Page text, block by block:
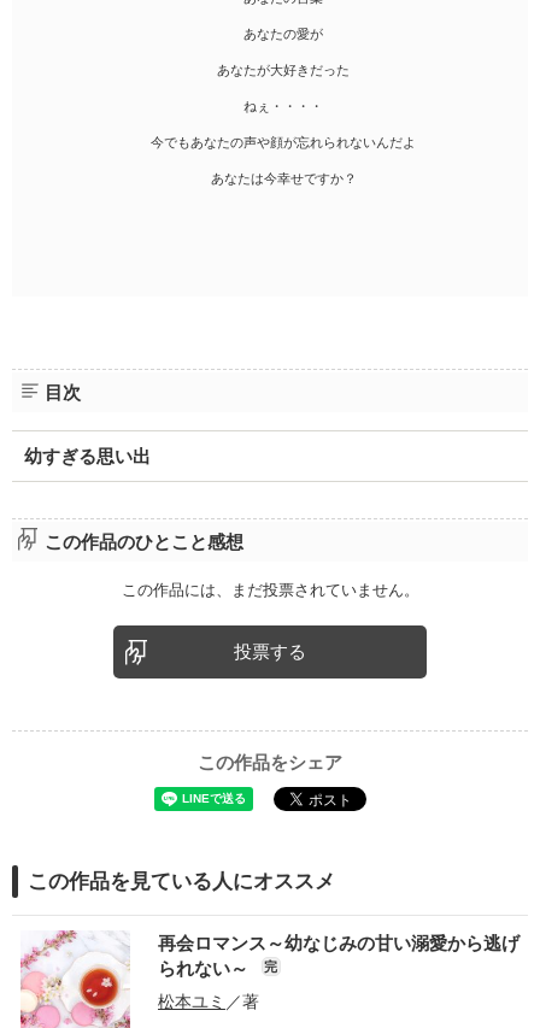
あなたの愛が
あなたが大好きだった
ねぇ・・・・
今でもあなたの声や顔が忘れられないんだよ
あなたは今幸せですか？
目次
幼すぎる思い出
この作品のひとこと感想
この作品には、まだ投票されていません。
投票する
この作品をシェア
この作品を見ている人にオススメ
再会ロマンス～幼なじみの甘い溺愛から逃げ
られない～
完
松本ユミ ／著